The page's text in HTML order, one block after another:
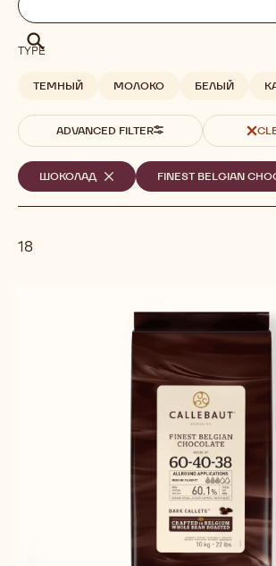
search
Поиск
TYPE
ТЕМНЫЙ МОЛОКО БЕЛЫЙ
ADVANCED FILTER
Выбранные
фильтры
ШОКОЛАД
REMOVE
FILTER
FINEST BELGIAN
18